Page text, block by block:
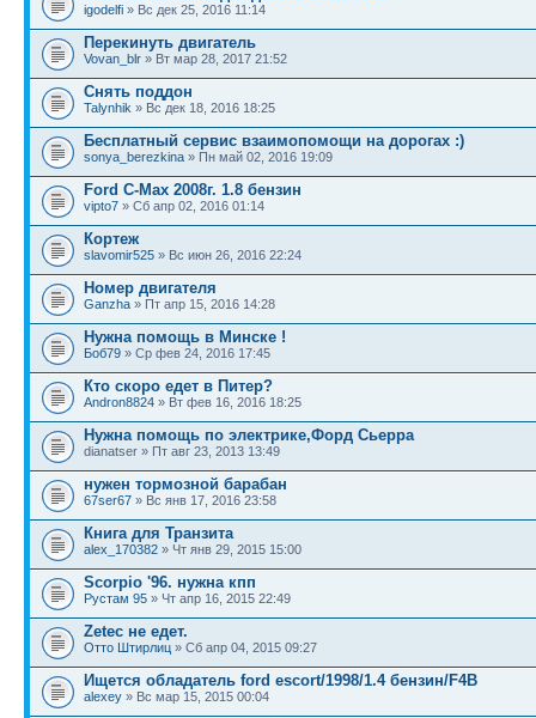
igodelfi » Вс дек 25, 2016 11:14
Перекинуть двигатель
Vovan_blr » Вт мар 28, 2017 21:52
Снять поддон
Talynhik » Вс дек 18, 2016 18:25
Бесплатный сервис взаимопомощи на дорогах :)
sonya_berezkina » Пн май 02, 2016 19:09
Ford C-Max 2008г. 1.8 бензин
vipto7 » Сб апр 02, 2016 01:14
Кортеж
slavomir525 » Вс июн 26, 2016 22:24
Номер двигателя
Ganzha » Пт апр 15, 2016 14:28
Нужна помощь в Минске !
Боб79 » Ср фев 24, 2016 17:45
Кто скоро едет в Питер?
Andron8824 » Вт фев 16, 2016 18:25
Нужна помощь по электрике,Форд Сьерра
dianatser » Пт авг 23, 2013 13:49
нужен тормозной барабан
67ser67 » Вс янв 17, 2016 23:58
Книга для Транзита
alex_170382 » Чт янв 29, 2015 15:00
Scorpio '96. нужна кпп
Рустам 95 » Чт апр 16, 2015 22:49
Zetec не едет.
Отто Штирлиц » Сб апр 04, 2015 09:27
Ищется обладатель ford escort/1998/1.4 бензин/F4B
alexey » Вс мар 15, 2015 00:04